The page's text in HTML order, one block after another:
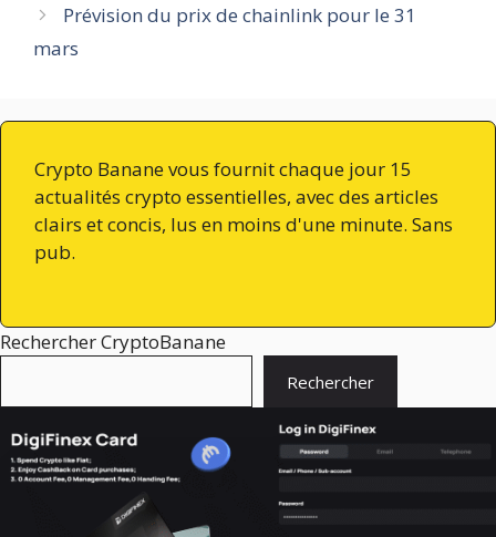
Prévision du prix de chainlink pour le 31
mars
Crypto Banane vous fournit chaque jour 15
actualités crypto essentielles, avec des articles
clairs et concis, lus en moins d'une minute. Sans
pub.
Rechercher CryptoBanane
Rechercher